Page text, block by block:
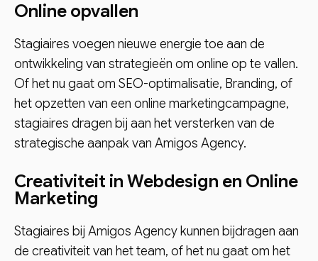
Online opvallen
Stagiaires voegen nieuwe energie toe aan de
ontwikkeling van strategieën om online op te vallen.
Of het nu gaat om SEO-optimalisatie, Branding, of
het opzetten van een online marketingcampagne,
stagiaires dragen bij aan het versterken van de
strategische aanpak van Amigos Agency.
Creativiteit in Webdesign en Online
Marketing
Stagiaires bij Amigos Agency kunnen bijdragen aan
de creativiteit van het team, of het nu gaat om het